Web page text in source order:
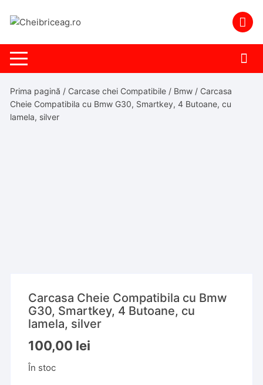
Prima pagină / Carcase chei Compatibile / Bmw / Carcasa
Cheie Compatibila cu Bmw G30, Smartkey, 4 Butoane, cu
lamela, silver
Carcasa Cheie Compatibila cu Bmw
G30, Smartkey, 4 Butoane, cu
lamela, silver
100,00 lei
În stoc